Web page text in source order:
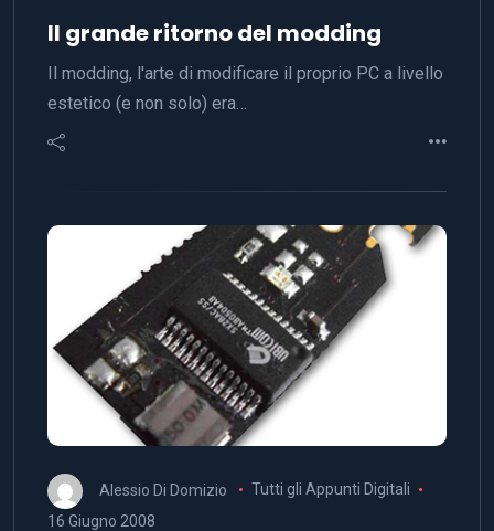
Il grande ritorno del modding
Il modding, l'arte di modificare il proprio PC a livello
estetico (e non solo) era…
Alessio Di Domizio
Tutti gli Appunti Digitali
16 Giugno 2008